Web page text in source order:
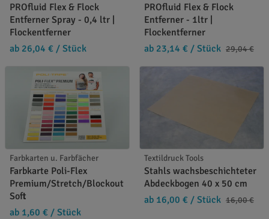
PROfluid Flex & Flock
Entferner Spray - 0,4 ltr |
Flockentferner
ab 26,04 € / Stück
PROfluid Flex & Flock
Entferner - 1ltr |
Flockentferner
ab 23,14 € / Stück 29,04 €
Farbkarten u. Farbfächer
Farbkarte Poli-Flex
Premium/Stretch/Blockout
Soft
ab 1,60 € / Stück
Textildruck Tools
Stahls wachsbeschichteter
Abdeckbogen 40 x 50 cm
ab 16,00 € / Stück 16,00 €